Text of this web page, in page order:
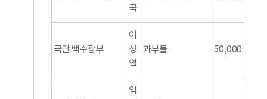
국
극단 백수광부
이
성
열
과부들 50,000
임